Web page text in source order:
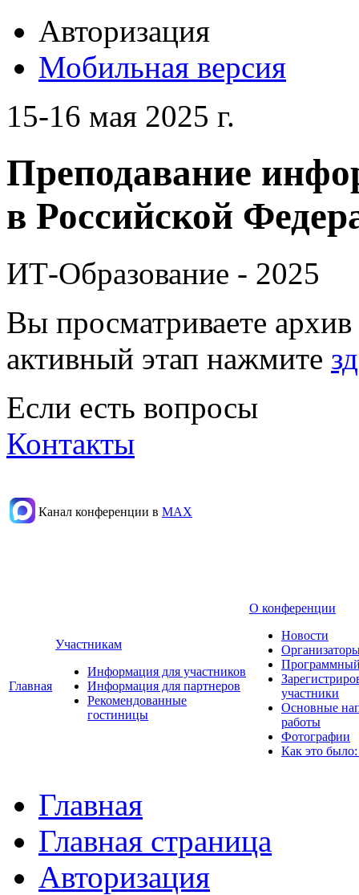
Авторизация
Мобильная версия
15-16 мая 2025 г.
Преподавание
в Российской
ИТ-Образование - 2025
Вы просматриваете
активный этап нажмите
Если есть вопросы
Контакты
Канал конференции в МАХ
Главная
Участникам
Информация для участников
Информация для партнеров
Рекомендованные
гостиницы
О конференции
Новости
участники
Основные
работы
Фотографии
Как это
Главная
Главная страница
Авторизация